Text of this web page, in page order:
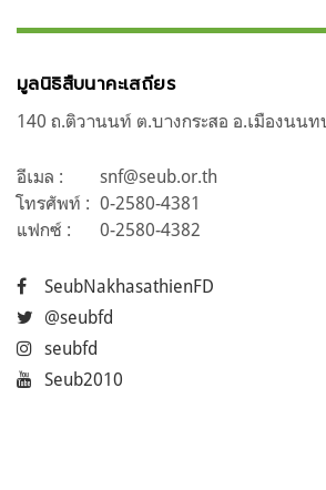
มูลนิธิสืบนาคะเสถียร
140 ถ.ติวานนท์ ต.บางกระสอ อ.เมืองนน
อีเมล :
snf@seub.or.th
โทรศัพท์ : 0-2580-4381
แฟกซ์ :
0-2580-4382
SeubNakhasathienFD
@seubfd
seubfd
Seub2010